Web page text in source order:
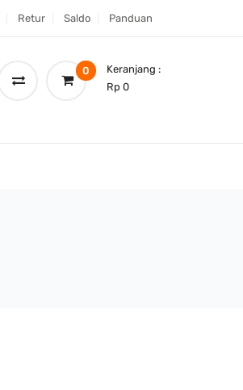
Retur Saldo Panduan
0
Keranjang :
Rp 0